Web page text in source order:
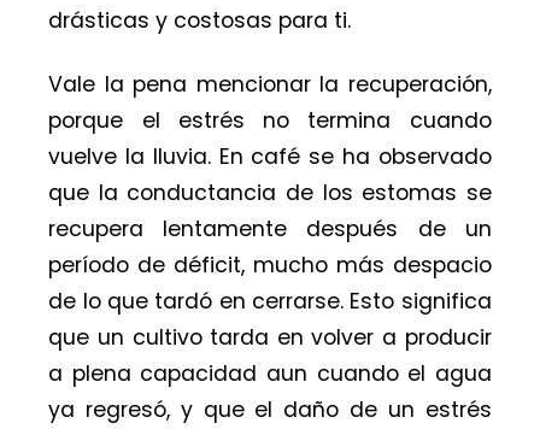
drásticas y costosas para ti.
Vale la pena mencionar la recuperación,
porque el estrés no termina cuando
vuelve la lluvia. En café se ha observado
que la conductancia de los estomas se
recupera lentamente después de un
período de déficit, mucho más despacio
de lo que tardó en cerrarse. Esto significa
que un cultivo tarda en volver a producir
a plena capacidad aun cuando el agua
ya regresó, y que el daño de un estrés